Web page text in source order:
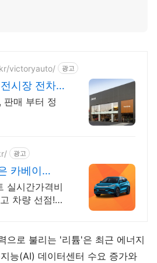
victoryauto/ 광고
시장 전차
상담
판매 부터 정
광고
카베이
견적
실시간가격비
차량 선점!
.으로 불리는 '리튬'은 최근 에너지
능(AI) 데이터센터 수요 증가와